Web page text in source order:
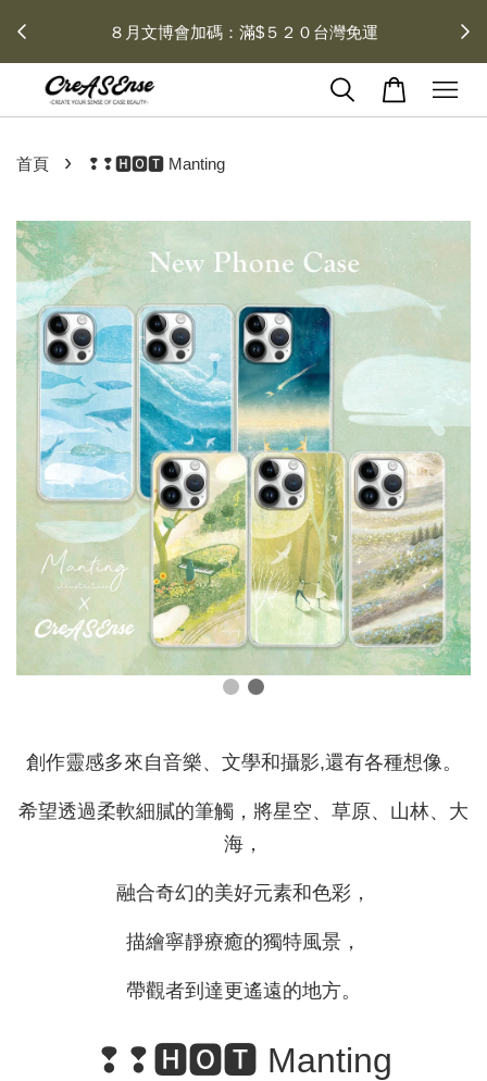
８月文博會加碼：滿$５２０台灣免運
首頁 › ❢❢🅷🅾🆃 Manting
2 / 2
創作靈感多來自音樂、文學和攝影,還有各種想像。
希望透過柔軟細膩的筆觸，將星空、草原、山林、大
海，
融合奇幻的美好元素和色彩，
描繪寧靜療癒的獨特風景，
帶觀者到達更遙遠的地方。
❢❢🅷🅾🆃 Manting